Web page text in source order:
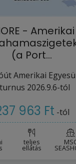
-
(a Port…
Amerikai
2026.9.6-tól
963 Ft -tól
teljes
ellátás